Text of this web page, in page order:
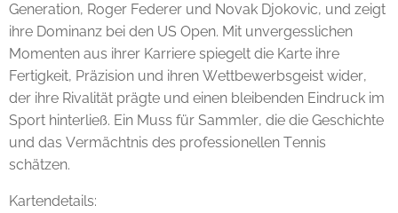
Generation, Roger Federer und Novak Djokovic, und zeigt
ihre Dominanz bei den US Open. Mit unvergesslichen
Momenten aus ihrer Karriere spiegelt die Karte ihre
Fertigkeit, Präzision und ihren Wettbewerbsgeist wider,
der ihre Rivalität prägte und einen bleibenden Eindruck im
Sport hinterließ. Ein Muss für Sammler, die die Geschichte
und das Vermächtnis des professionellen Tennis
schätzen.
Kartendetails: